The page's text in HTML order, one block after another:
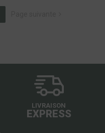
LIVRAISON
EXPRESS